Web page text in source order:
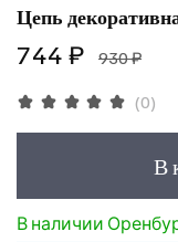
(0)
Цепь
744 ₽ 930 ₽
В
В наличии